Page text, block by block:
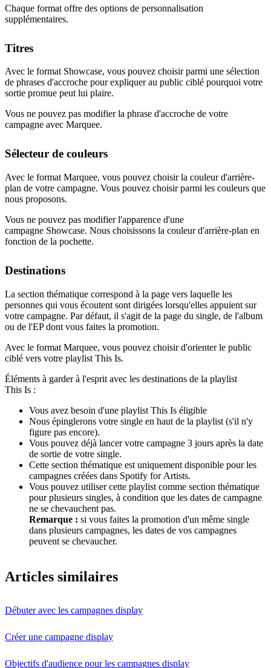
Chaque format offre des options de personnalisation
supplémentaires.
Titres
Avec le format Showcase, vous pouvez choisir parmi une sélection
de phrases d'accroche pour expliquer au public ciblé pourquoi votre
sortie promue peut lui plaire.
Vous ne pouvez pas modifier la phrase d'accroche de votre
campagne avec Marquee.
Sélecteur de couleurs
Avec le format Marquee, vous pouvez choisir la couleur d'arrière-
plan de votre campagne. Vous pouvez choisir parmi les couleurs que
nous proposons.
Vous ne pouvez pas modifier l'apparence d'une
campagne Showcase. Nous choisissons la couleur d'arrière-plan en
fonction de la pochette.
Destinations
La section thématique correspond à la page vers laquelle les
personnes qui vous écoutent sont dirigées lorsqu'elles appuient sur
votre campagne. Par défaut, il s'agit de la page du single, de l'album
ou de l'EP dont vous faites la promotion.
Avec le format Marquee, vous pouvez choisir d'orienter le public
ciblé vers votre playlist This Is.
Éléments à garder à l'esprit avec les destinations de la playlist
This Is :
Vous avez besoin d'une playlist This Is éligible
Nous épinglerons votre single en haut de la playlist (s'il n'y
figure pas encore).
Vous pouvez déjà lancer votre campagne 3 jours après la date
de sortie de votre single.
Cette section thématique est uniquement disponible pour les
campagnes créées dans Spotify for Artists.
Vous pouvez utiliser cette playlist comme section thématique
pour plusieurs singles, à condition que les dates de campagne
ne se chevauchent pas.
Remarque : si vous faites la promotion d'un même single
dans plusieurs campagnes, les dates de vos campagnes
peuvent se chevaucher.
Articles similaires
Débuter avec les campagnes display
Créer une campagne display
Objectifs d'audience pour les campagnes display